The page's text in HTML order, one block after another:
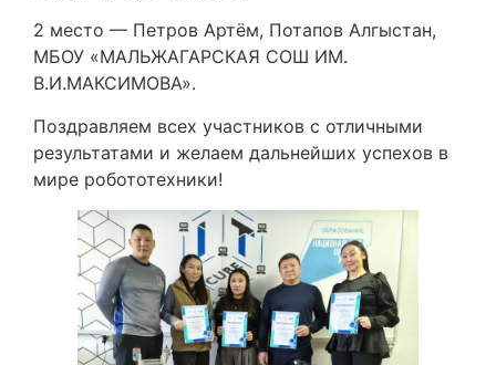
2 место — Петров Артём, Потапов Алгыстан,
МБОУ «МАЛЬЖАГАРСКАЯ СОШ ИМ.
В.И.МАКСИМОВА».
Поздравляем всех участников с отличными
результатами и желаем дальнейших успехов в
мире робототехники!